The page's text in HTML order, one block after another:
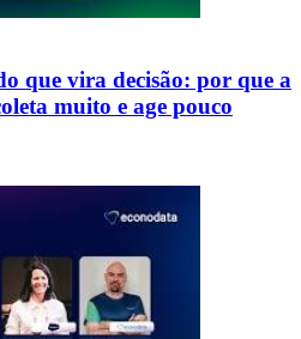
que vira decisão: por que a
muito e age pouco